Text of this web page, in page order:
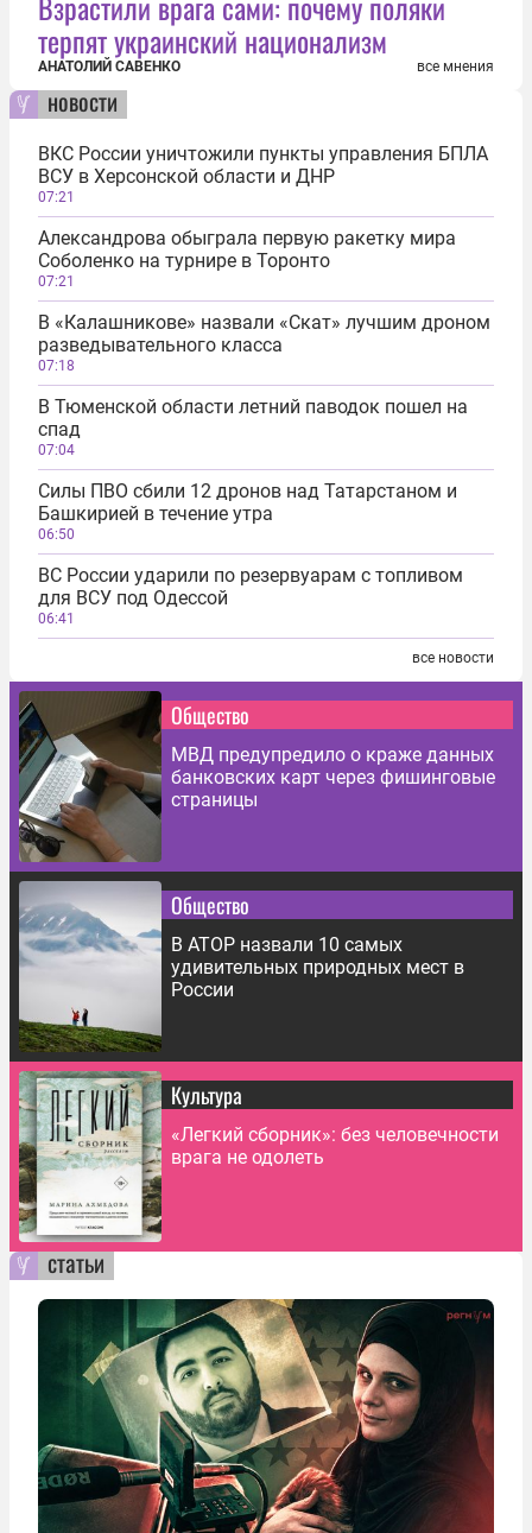
терпят украинский национализм
АНАТОЛИЙ САВЕНКО все мнения
новости
ВКС России уничтожили пункты управления БПЛА
ВСУ в Херсонской области и ДНР
07:21
Александрова обыграла первую ракетку мира
Соболенко на турнире в Торонто
07:21
В «Калашникове» назвали «Скат» лучшим дроном
разведывательного класса
07:18
В Тюменской области летний паводок пошел на
спад
07:04
Силы ПВО сбили 12 дронов над Татарстаном и
Башкирией в течение утра
06:50
ВС России ударили по резервуарам с топливом
для ВСУ под Одессой
06:41
все новости
Общество
МВД предупредило о краже данных
банковских карт через фишинговые
страницы
Общество
В АТОР назвали 10 самых
удивительных природных мест в
России
Культура
«Легкий сборник»: без человечности
врага не одолеть
статьи